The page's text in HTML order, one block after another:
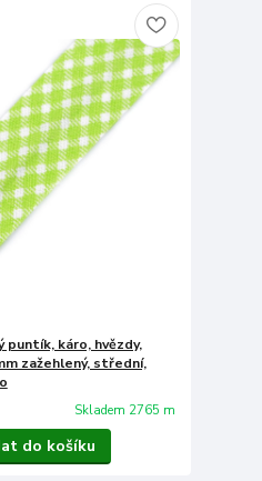
puntík, káro, hvězdy,
zažehlený, střední,
Skladem 2765 m
do košíku